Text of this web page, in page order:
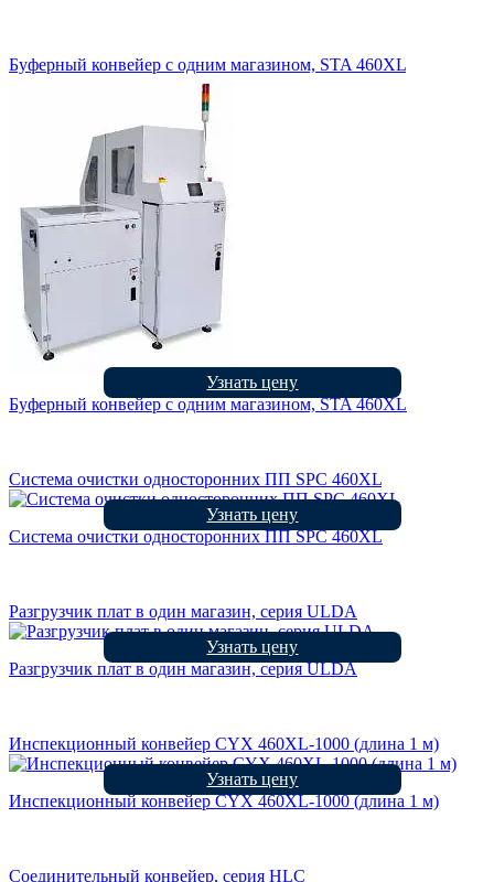
Буферный конвейер с одним магазином, STA 460XL
Буферный конвейер с одним магазином, STA 460XL
Узнать цену
Система очистки односторонних ПП SPC 460XL
Система очистки односторонних ПП SPC 460XL
Узнать цену
Разгрузчик плат в один магазин, серия ULDА
Разгрузчик плат в один магазин, серия ULDА
Узнать цену
Инспекционный конвейер CYX 460XL-1000 (длина 1 м)
Инспекционный конвейер CYX 460XL-1000 (длина 1 м)
Узнать цену
Соединительный конвейер, серия HLC